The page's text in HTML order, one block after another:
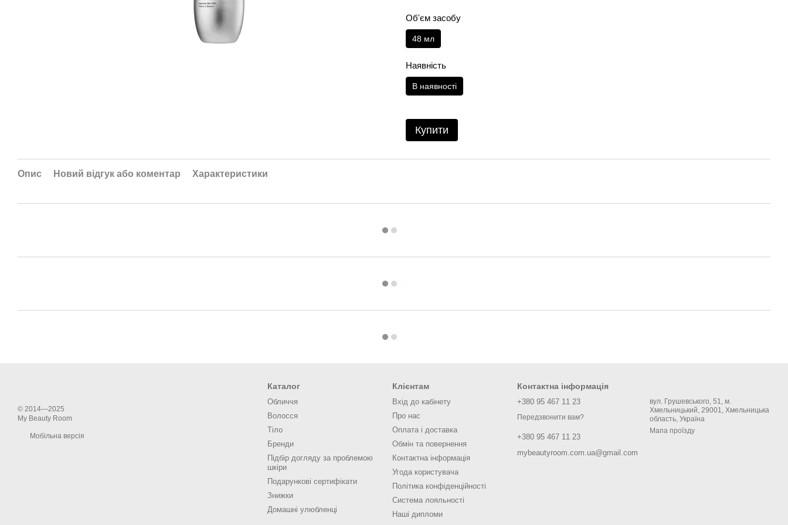
Об'єм засобу
48 мл
Наявність
В наявності
Купити
Опис Новий відгук або коментар Характеристики
© 2014—2025
My Beauty Room
Мобільна версія
Каталог
Обличчя
Волосся
Тіло
Бренди
Підбір догляду за проблемою
шкіри
Подарункові сертифікати
Знижки
Домашні улюбленці
Клієнтам
Вхід до кабінету
Про нас
Оплата і доставка
Обмін та повернення
Контактна інформація
Угода користувача
Політика конфіденційності
Система лояльності
Наші дипломи
Контактна інформація
+380 95 467 11 23
Передзвонити вам?
+380 95 467 11 23
mybeautyroom.com.ua@gmail.com
вул. Грушевського, 51, м.
Хмельницький, 29001, Хмельницька
область, Україна
Мапа проїзду